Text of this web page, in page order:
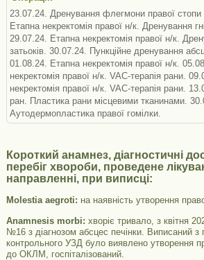
23.07.24. Дренування флегмони правої стопи
Етапна некректомія правої н/к. Дренування
29.07.24. Етапна некректомія правої н/к.
затьоків. 30.07.24. Пункційне дренування
01.08.24. Етапна некректомія правої н/к.
некректомія правої н/к. VAC-терапія рани.
некректомія правої н/к. VAC-терапія рани.
ран. Пластика рани місцевими тканинами.
Аутодермопластика правої гомілки.
Короткий анамнез, діагностичні
перебіг хвороби, проведене
направленні, при виписці:
Molestia aegroti: на наявність утворення
Anamnesis morbi: хворіє тривало, з квітня
№16 з діагнозом абсцес печінки. Виписаний з
контрольного УЗД було виявлено утворення
до ОКЛМ, госпіталізований.